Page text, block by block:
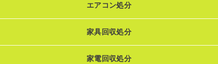
エアコン処分
家具回収処分
家電回収処分